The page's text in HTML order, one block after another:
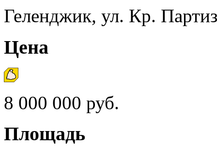
Геленджик, ул. Кр.
Цена
8 000 000 руб.
Площадь